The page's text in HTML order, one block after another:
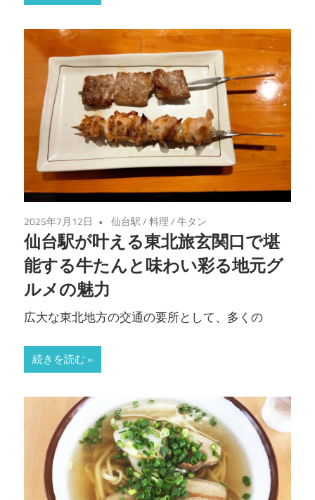
2025年7月12日 仙台駅/料理/牛タン
仙台駅が叶える東北旅玄関口で堪
能する牛たんと味わい彩る地元グ
ルメの魅力
広大な東北地方の交通の要所として、多くの
続きを読む